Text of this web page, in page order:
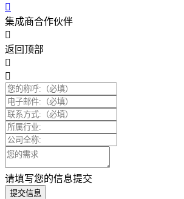
集成商合作伙伴
返回顶部
请填写您的信息提交
提交信息